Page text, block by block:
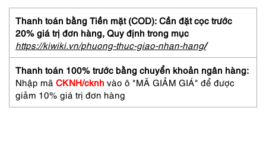
Medium
business
(13inches)
bag-
Gần
như
mới
số
lượng
Thanh toán bằng Tiền mặt (COD): Cần đặt cọc trước
20% giá trị đơn hàng, Quy định trong mục
https://kiwiki.vn/phuong-thuc-giao-nhan-hang/
Thanh toán 100% trước bằng chuyển khoản ngân hàng:
Nhập mã CKNH/cknh vào ô "MÃ GIẢM GIÁ" để được
giảm 10% giá trị đơn hàng